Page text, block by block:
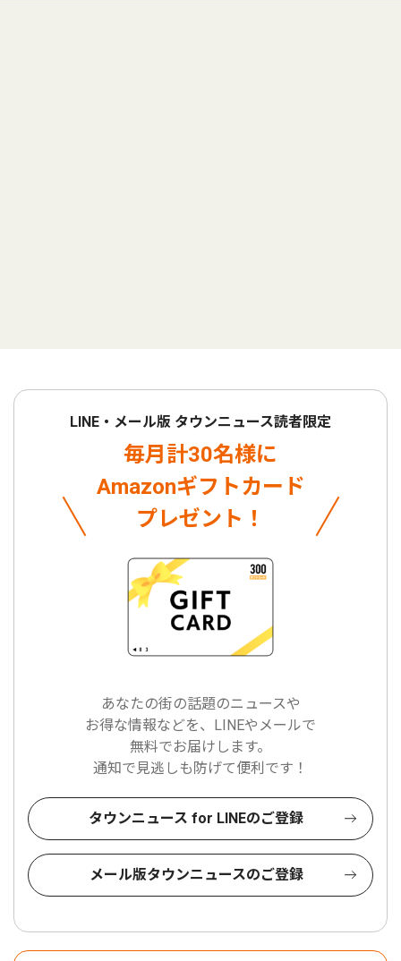
LINE・メール版 タウンニュース読者限定
毎月計30名様に
Amazonギフトカード
プレゼント！
あなたの街の話題のニュースや
お得な情報などを、LINEやメールで
無料でお届けします。
通知で見逃しも防げて便利です！
タウンニュース for LINEのご登録
メール版タウンニュースのご登録